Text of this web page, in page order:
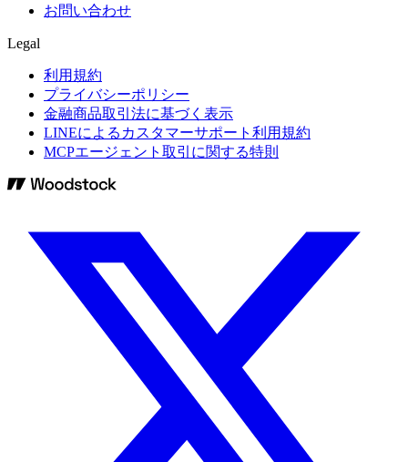
お問い合わせ
Legal
利用規約
プライバシーポリシー
金融商品取引法に基づく表示
LINEによるカスタマーサポート利用規約
MCPエージェント取引に関する特則